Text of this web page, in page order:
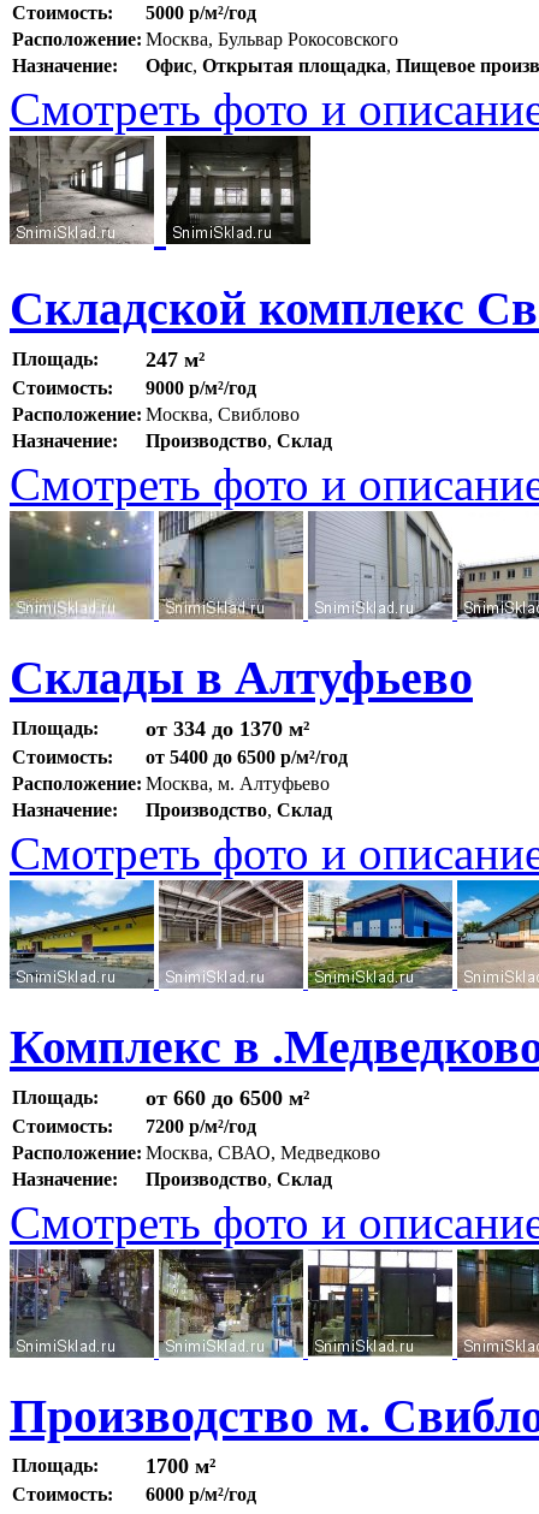
Стоимость:
5000 р/м²/год
Расположение: Москва, Бульвар Рокосовского
Назначение:
Офис, Открытая площадка, Пищевое
Смотреть фото и
Складской комплекс
Площадь: 247 м²
Стоимость:
9000 р/м²/год
Расположение: Москва, Свиблово
Назначение:
Производство, Склад
Смотреть фото и
Склады в Алтуфьево
Площадь: от 334 до 1370 м²
Стоимость:
от 5400 до 6500 р/м²/год
Расположение: Москва, м. Алтуфьево
Назначение:
Производство, Склад
Смотреть фото и
Комплекс в
Площадь: от 660 до 6500 м²
Стоимость:
7200 р/м²/год
Расположение: Москва, СВАО, Медведково
Назначение:
Производство, Склад
Смотреть фото и
Производство м.
Площадь: 1700 м²
Стоимость:
6000 р/м²/год